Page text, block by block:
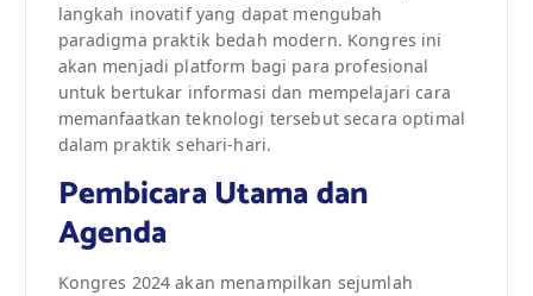
langkah inovatif yang dapat mengubah
paradigma praktik bedah modern. Kongres ini
akan menjadi platform bagi para profesional
untuk bertukar informasi dan mempelajari cara
memanfaatkan teknologi tersebut secara optimal
dalam praktik sehari-hari.
Pembicara Utama dan
Agenda
Kongres 2024 akan menampilkan sejumlah